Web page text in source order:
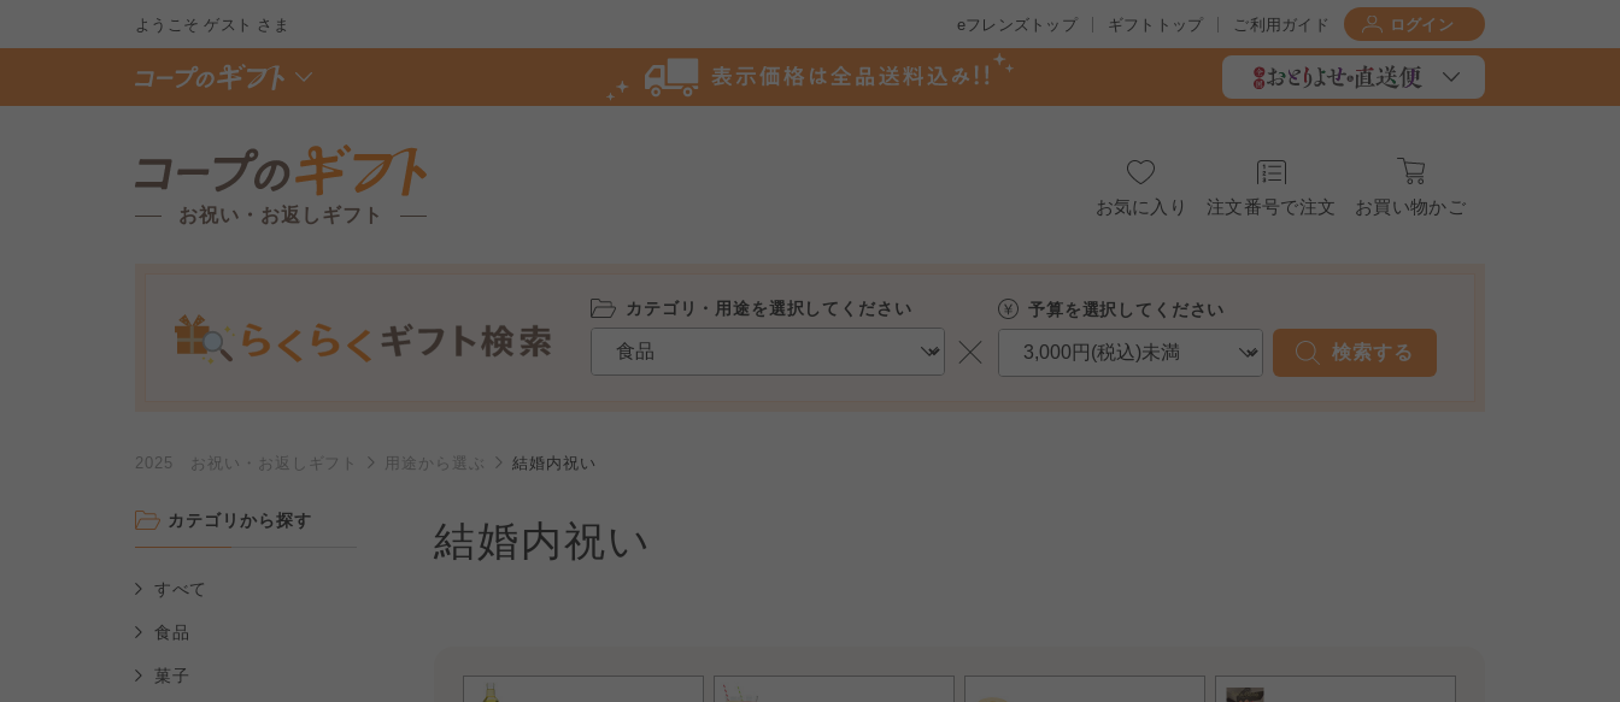
ようこそゲスト さま eフレンズトップ ギフトトップ ご利用ガイド ログイン
お祝い・お返しギフト お気に入り 注文番号で注文 お買い物かご
カテゴリ・用途を選択してください 予算を選択してください
検索する
2025 お祝い・お返しギフト 用途から選ぶ 結婚内祝い
カテゴリから探す
すべて
食品
菓子
結婚内祝い